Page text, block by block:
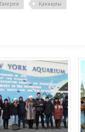
Галерея Каникулы